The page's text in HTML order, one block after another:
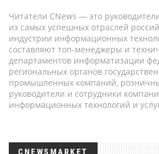
Читатели CNews — это
из самых успешных отраслей
индустрии информационных
составляют топ-менеджеры и
департаментов информатизации
региональных органов
промышленных компаний,
руководители и сотрудники
информационных технологий и
CNEWSMARKET